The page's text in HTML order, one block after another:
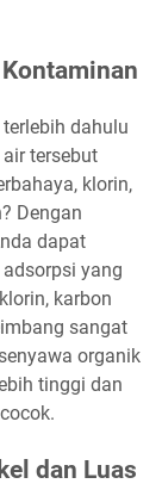
dahulu
tersebut
klorin,
Dengan
dapat
yang
karbon
sangat
organik
tinggi dan
dan Luas